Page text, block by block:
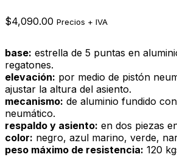
$4,090.00 Precios + IVA
base: estrella de 5 puntas en
regatones.
elevación: por medio de pistón
ajustar la altura del asiento.
mecanismo: de aluminio fundido
neumático.
respaldo y asiento: en dos piezas
color: negro, azul marino, verde,
peso máximo de resistencia: 120